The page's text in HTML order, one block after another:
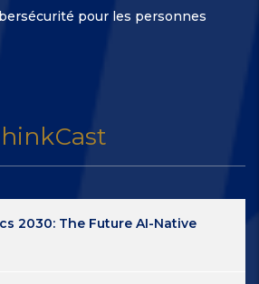
pour les personnes
2030: The Future AI-Native